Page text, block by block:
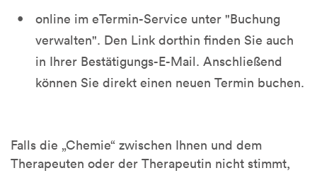
online im eTermin-Service unter "Buchung
verwalten". Den Link dorthin finden Sie auch
in Ihrer Bestätigungs-E-Mail. Anschließend
können Sie direkt einen neuen Termin buchen.
Falls die „Chemie“ zwischen Ihnen und dem
Therapeuten oder der Therapeutin nicht stimmt,